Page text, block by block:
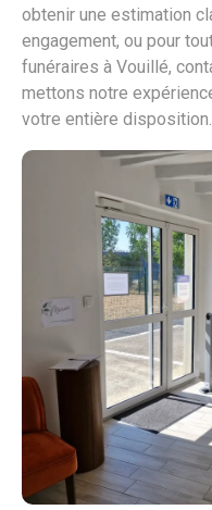
obtenir une estimation
engagement, ou pour
funéraires à Vouillé,
mettons notre
votre entière disposition.